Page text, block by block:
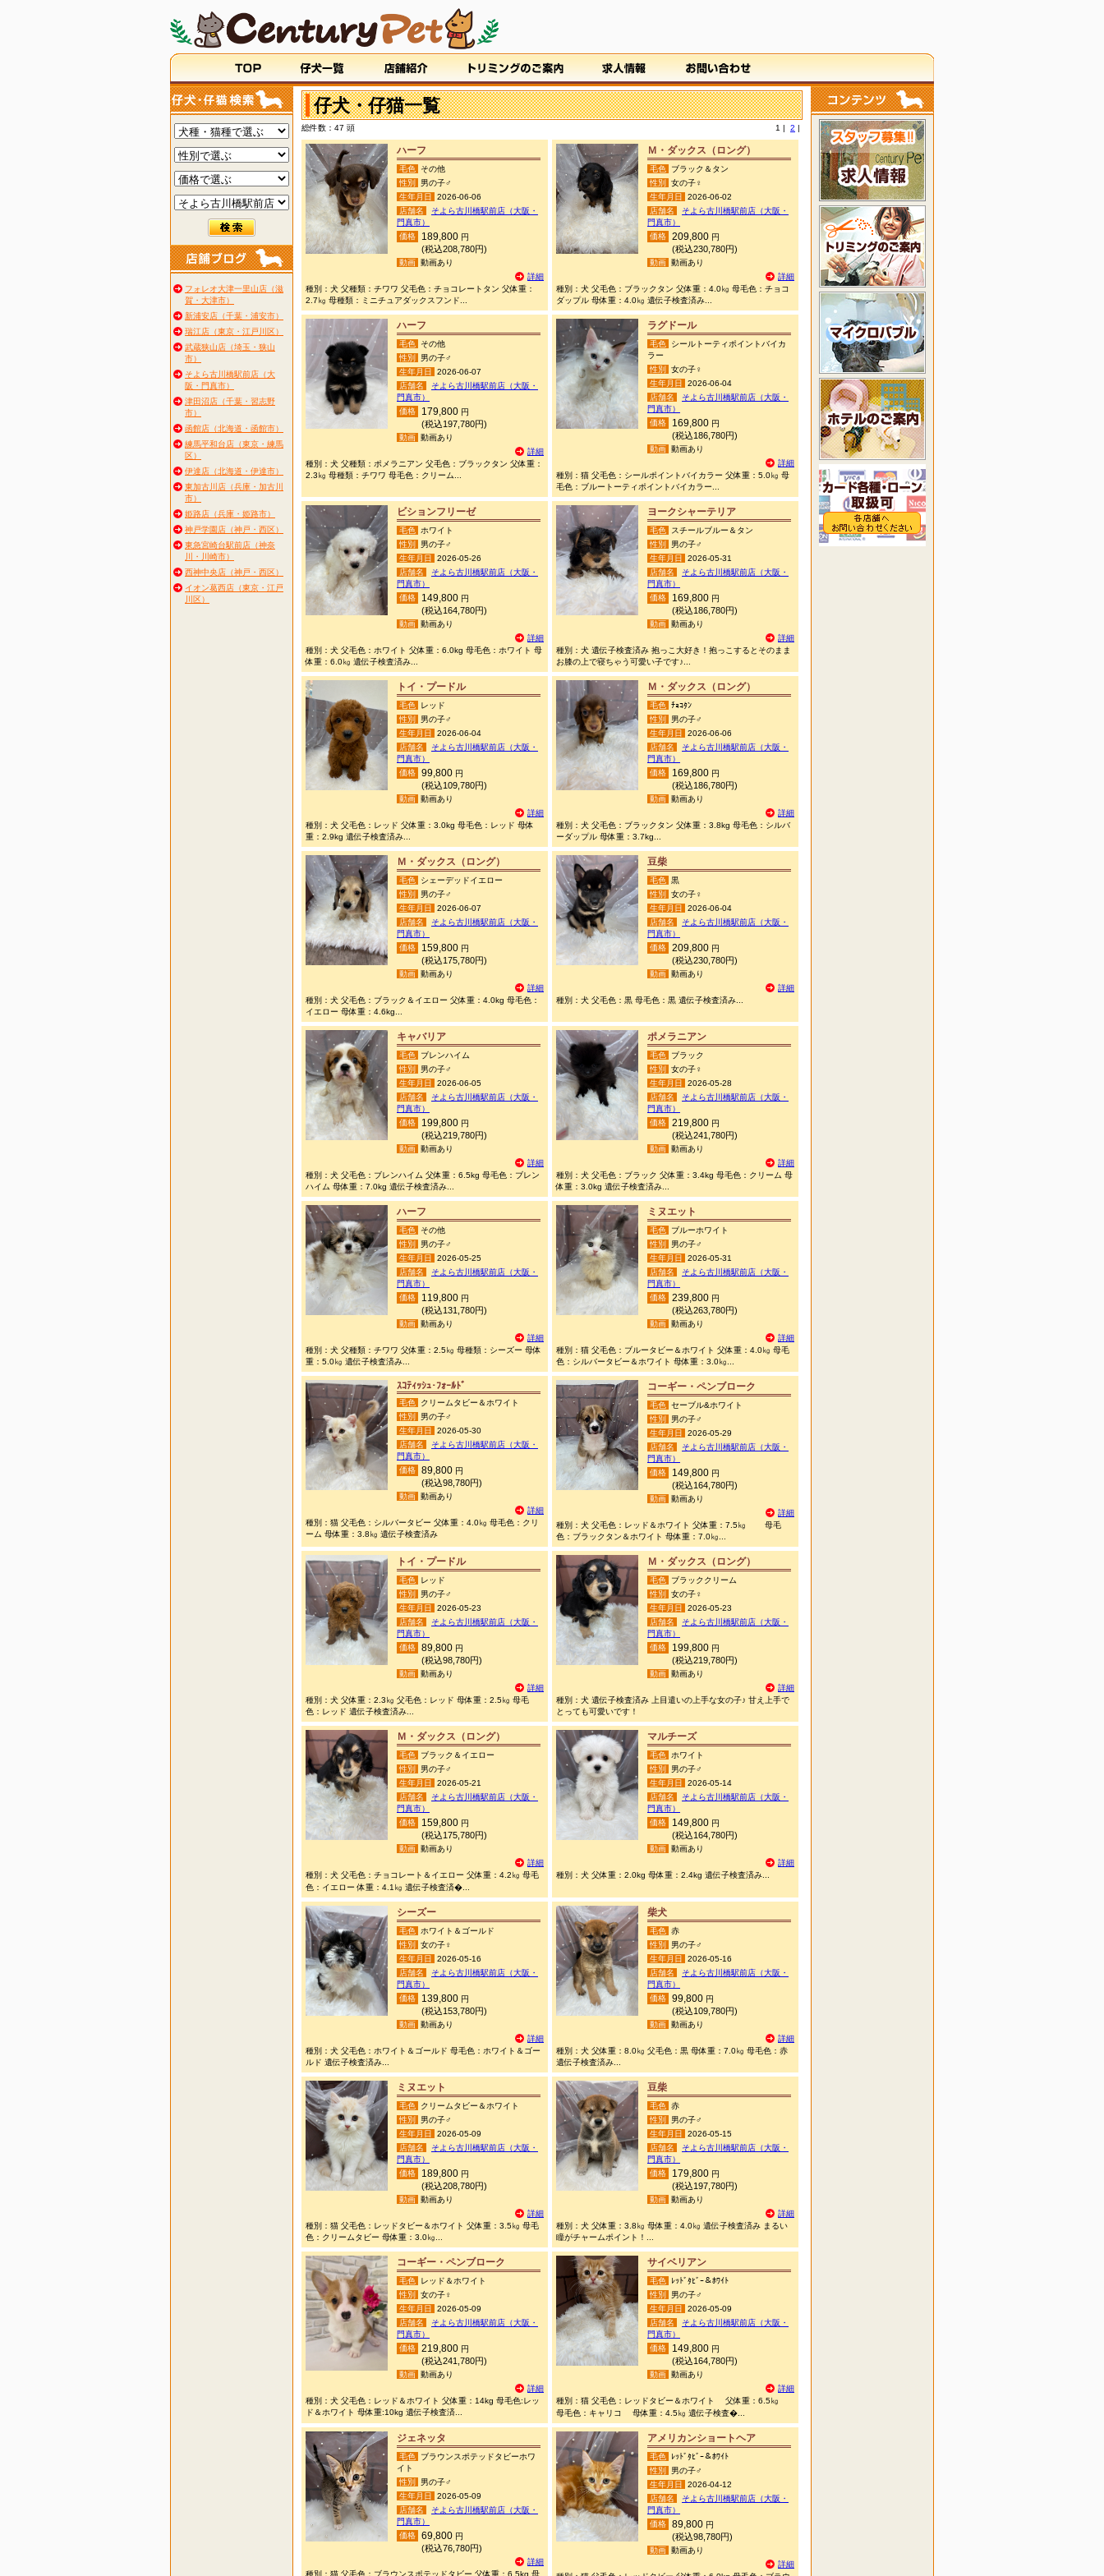
フォレオ大津一里山店（滋
賀・大津市）
新浦安店（千葉・浦安市）
瑞江店（東京・江戸川区）
武蔵狭山店（埼玉・狭山
市）
そよら古川橋駅前店（大
阪・門真市）
津田沼店（千葉・習志野
市）
函館店（北海道・函館市）
練馬平和台店（東京・練馬
区）
伊達店（北海道・伊達市）
東加古川店（兵庫・加古川
市）
姫路店（兵庫・姫路市）
神戸学園店（神戸・西区）
東急宮崎台駅前店（神奈
川・川崎市）
西神中央店（神戸・西区）
イオン葛西店（東京・江戸
川区）
仔犬・仔猫一覧
総件数：47 頭 1 2
ハーフ
毛色
その他
性別
男の子♂
生年月日
2026-06-06
店舗名
そよら古川橋駅前店（大阪・
門真市）
価格
189,800 円
(税込208,780円)
動画
動画あり
詳細
種別：犬 父種類：チワワ 父毛色：チョコレートタン 父体重：
2.7㎏ 母種類：ミニチュアダックスフンド...
Ｍ・ダックス（ロング）
毛色
ブラック＆タン
性別
女の子♀
生年月日
2026-06-02
店舗名
そよら古川橋駅前店（大阪・
門真市）
価格
209,800 円
(税込230,780円)
動画
動画あり
詳細
種別：犬 父毛色：ブラックタン 父体重：4.0㎏ 母毛色：チョコ
ダップル 母体重：4.0㎏ 遺伝子検査済み...
ハーフ
毛色
その他
性別
男の子♂
生年月日
2026-06-07
店舗名
そよら古川橋駅前店（大阪・
門真市）
価格
179,800 円
(税込197,780円)
動画
動画あり
詳細
種別：犬 父種類：ポメラニアン 父毛色：ブラックタン 父体重：
2.3㎏ 母種類：チワワ 母毛色：クリーム...
ラグドール
毛色
シールトーティポイントバイカ
ラー
性別
女の子♀
生年月日
2026-06-04
店舗名
そよら古川橋駅前店（大阪・
門真市）
価格
169,800 円
(税込186,780円)
動画
動画あり
詳細
種別：猫 父毛色：シールポイントバイカラー 父体重：5.0㎏ 母
毛色：ブルートーティポイントバイカラー...
ビションフリーゼ
毛色 ホワイト
性別
男の子♂
生年月日
2026-05-26
店舗名
そよら古川橋駅前店（大阪・
門真市）
価格
149,800 円
(税込164,780円)
動画
動画あり
詳細
種別：犬 父毛色：ホワイト 父体重：6.0kg 母毛色：ホワイト 母
体重：6.0㎏ 遺伝子検査済み...
ヨークシャーテリア
毛色
スチールブルー＆タン
性別
男の子♂
生年月日
2026-05-31
店舗名
そよら古川橋駅前店（大阪・
門真市）
価格
169,800 円
(税込186,780円)
動画
動画あり
詳細
種別：犬 遺伝子検査済み 抱っこ大好き！抱っこするとそのまま
お膝の上で寝ちゃう可愛い子です♪...
トイ・プードル
毛色
レッド
性別
男の子♂
生年月日
2026-06-04
店舗名
そよら古川橋駅前店（大阪・
門真市）
価格
99,800 円
(税込109,780円)
動画
動画あり
詳細
種別：犬 父毛色：レッド 父体重：3.0kg 母毛色：レッド 母体
重：2.9kg 遺伝子検査済み...
Ｍ・ダックス（ロング）
毛色 ﾁｮｺﾀﾝ
性別
男の子♂
生年月日
2026-06-06
店舗名
そよら古川橋駅前店（大阪・
門真市）
価格
169,800 円
(税込186,780円)
動画
動画あり
詳細
種別：犬 父毛色：ブラックタン 父体重：3.8kg 母毛色：シルバ
ーダップル 母体重：3.7kg...
Ｍ・ダックス（ロング）
毛色
シェーデッドイエロー
性別
男の子♂
生年月日
2026-06-07
店舗名
そよら古川橋駅前店（大阪・
門真市）
価格
159,800 円
(税込175,780円)
動画
動画あり
詳細
種別：犬 父毛色：ブラック＆イエロー 父体重：4.0kg 母毛色：
イエロー 母体重：4.6kg...
豆柴
毛色 黒
性別
女の子♀
生年月日
2026-06-04
店舗名
そよら古川橋駅前店（大阪・
門真市）
価格
209,800 円
(税込230,780円)
動画
動画あり
詳細
種別：犬 父毛色：黒 母毛色：黒 遺伝子検査済み...
キャバリア
毛色
ブレンハイム
性別
男の子♂
生年月日
2026-06-05
店舗名
そよら古川橋駅前店（大阪・
門真市）
価格
199,800 円
(税込219,780円)
動画
動画あり
詳細
種別：犬 父毛色：ブレンハイム 父体重：6.5kg 母毛色：ブレン
ハイム 母体重：7.0kg 遺伝子検査済み...
ポメラニアン
毛色
ブラック
性別
女の子♀
生年月日
2026-05-28
店舗名
そよら古川橋駅前店（大阪・
門真市）
価格
219,800 円
(税込241,780円)
動画
動画あり
詳細
種別：犬 父毛色：ブラック 父体重：3.4kg 母毛色：クリーム 母
体重：3.0kg 遺伝子検査済み...
ハーフ
毛色
その他
性別
男の子♂
生年月日
2026-05-25
店舗名
そよら古川橋駅前店（大阪・
門真市）
価格
119,800 円
(税込131,780円)
動画
動画あり
詳細
種別：犬 父種類：チワワ 父体重：2.5㎏ 母種類：シーズー 母体
重：5.0㎏ 遺伝子検査済み...
ミヌエット
毛色
ブルーホワイト
性別
男の子♂
生年月日
2026-05-31
店舗名
そよら古川橋駅前店（大阪・
門真市）
価格
239,800 円
(税込263,780円)
動画
動画あり
詳細
種別：猫 父毛色：ブルータビー＆ホワイト 父体重：4.0㎏ 母毛
色：シルバータビー＆ホワイト 母体重：3.0㎏...
ｽｺﾃｨｯｼｭ･ﾌｫｰﾙﾄﾞ
毛色
クリームタビー＆ホワイト
性別
男の子♂
生年月日
2026-05-30
店舗名
そよら古川橋駅前店（大阪・
門真市）
価格
89,800 円
(税込98,780円)
動画
動画あり
詳細
種別：猫 父毛色：シルバータビー 父体重：4.0㎏ 母毛色：クリ
ーム 母体重：3.8㎏ 遺伝子検査済み
コーギー・ペンブローク
毛色 セーブル&ホワイト
性別
男の子♂
生年月日
2026-05-29
店舗名
そよら古川橋駅前店（大阪・
門真市）
価格
149,800 円
(税込164,780円)
動画
動画あり
詳細
種別：犬 父毛色：レッド＆ホワイト 父体重：7.5㎏ 母毛
色：ブラックタン＆ホワイト 母体重：7.0㎏...
トイ・プードル
毛色
レッド
性別
男の子♂
生年月日
2026-05-23
店舗名
そよら古川橋駅前店（大阪・
門真市）
価格
89,800 円
(税込98,780円)
動画
動画あり
詳細
種別：犬 父体重：2.3㎏ 父毛色：レッド 母体重：2.5㎏ 母毛
色：レッド 遺伝子検査済み...
Ｍ・ダックス（ロング）
毛色
ブラッククリーム
性別
女の子♀
生年月日
2026-05-23
店舗名
そよら古川橋駅前店（大阪・
門真市）
価格
199,800 円
(税込219,780円)
動画
動画あり
詳細
種別：犬 遺伝子検査済み 上目遣いの上手な女の子♪ 甘え上手で
とっても可愛いです！
Ｍ・ダックス（ロング）
毛色
ブラック＆イエロー
性別
男の子♂
生年月日
2026-05-21
店舗名
そよら古川橋駅前店（大阪・
門真市）
価格
159,800 円
(税込175,780円)
動画
動画あり
詳細
種別：犬 父毛色：チョコレート＆イエロー 父体重：4.2㎏ 母毛
色：イエロー 体重：4.1㎏ 遺伝子検査済�...
マルチーズ
毛色 ホワイト
性別
男の子♂
生年月日
2026-05-14
店舗名
そよら古川橋駅前店（大阪・
門真市）
価格
149,800 円
(税込164,780円)
動画
動画あり
詳細
種別：犬 父体重：2.0kg 母体重：2.4kg 遺伝子検査済み...
シーズー
毛色 ホワイト＆ゴールド
性別
女の子♀
生年月日
2026-05-16
店舗名
そよら古川橋駅前店（大阪・
門真市）
価格
139,800 円
(税込153,780円)
動画
動画あり
詳細
種別：犬 父毛色：ホワイト＆ゴールド 母毛色：ホワイト＆ゴー
ルド 遺伝子検査済み...
柴犬
毛色 赤
性別
男の子♂
生年月日
2026-05-16
店舗名
そよら古川橋駅前店（大阪・
門真市）
価格
99,800 円
(税込109,780円)
動画
動画あり
詳細
種別：犬 父体重：8.0㎏ 父毛色：黒 母体重：7.0㎏ 母毛色：赤
遺伝子検査済み...
ミヌエット
毛色
クリームタビー＆ホワイト
性別
男の子♂
生年月日
2026-05-09
店舗名
そよら古川橋駅前店（大阪・
門真市）
価格
189,800 円
(税込208,780円)
動画
動画あり
詳細
種別：猫 父毛色：レッドタビー＆ホワイト 父体重：3.5㎏ 母毛
色：クリームタビー 母体重：3.0㎏...
豆柴
毛色 赤
性別
男の子♂
生年月日
2026-05-15
店舗名
そよら古川橋駅前店（大阪・
門真市）
価格
179,800 円
(税込197,780円)
動画
動画あり
詳細
種別：犬 父体重：3.8㎏ 母体重：4.0㎏ 遺伝子検査済み まるい
瞳がチャームポイント！...
コーギー・ペンブローク
毛色
レッド＆ホワイト
性別
女の子♀
生年月日
2026-05-09
店舗名
そよら古川橋駅前店（大阪・
門真市）
価格
219,800 円
(税込241,780円)
動画
動画あり
詳細
種別：犬 父毛色：レッド＆ホワイト 父体重：14kg 母毛色:レッ
ド＆ホワイト 母体重:10kg 遺伝子検査済...
サイベリアン
毛色
ﾚｯﾄﾞﾀﾋﾞｰ＆ﾎﾜｲﾄ
性別
男の子♂
生年月日
2026-05-09
店舗名
そよら古川橋駅前店（大阪・
門真市）
価格
149,800 円
(税込164,780円)
動画
動画あり
詳細
種別：猫 父毛色：レッドタビー＆ホワイト 父体重：6.5㎏
母毛色：キャリコ 母体重：4.5㎏ 遺伝子検査�...
ジェネッタ
毛色
ブラウンスポテッドタビーホワ
イト
性別
男の子♂
生年月日
2026-05-09
店舗名
そよら古川橋駅前店（大阪・
門真市）
価格
69,800 円
(税込76,780円)
詳細
アメリカンショートヘア
毛色
ﾚｯﾄﾞﾀﾋﾞｰ＆ﾎﾜｲﾄ
性別
男の子♂
生年月日
2026-04-12
店舗名
そよら古川橋駅前店（大阪・
門真市）
価格
89,800 円
(税込98,780円)
動画
動画あり
詳細